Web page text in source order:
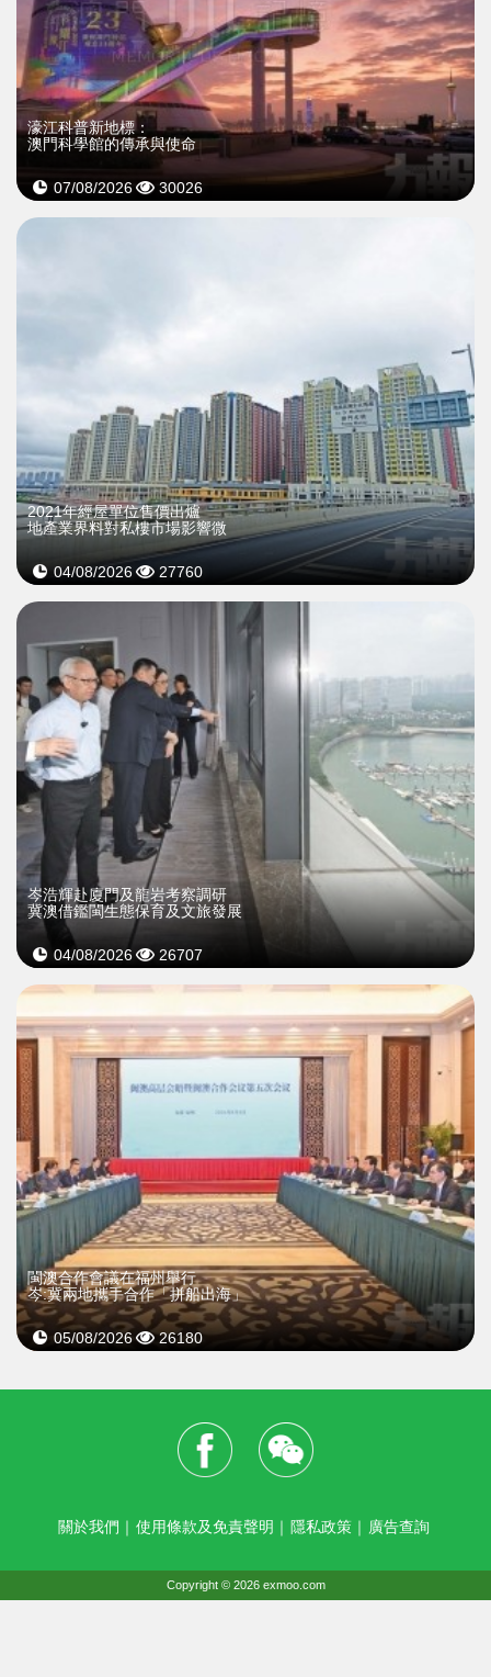
濠江科普新地標：
澳門科學館的傳承與使命
07/08/2026 30026
2021年經屋單位售價出爐
地產業界料對私樓市場影響微
04/08/2026 27760
岑浩輝赴廈門及龍岩考察調研
冀澳借鑑閩生態保育及文旅發展
04/08/2026 26707
閩澳合作會議在福州舉行
岑:冀兩地攜手合作「拼船出海」
05/08/2026 26180
關於我們 ｜ 使用條款及免責聲明 ｜ 隱私政策 ｜ 廣告查詢
Copyright © 2026 exmoo.com